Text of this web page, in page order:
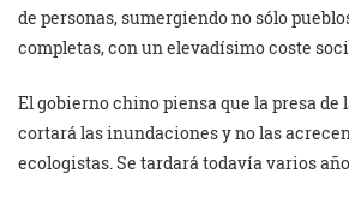
de personas, sumergiendo no sólo
completas, con un elevadísimo coste
El gobierno chino piensa que la presa de
cortará las inundaciones y no las
ecologistas. Se tardará todavía varios